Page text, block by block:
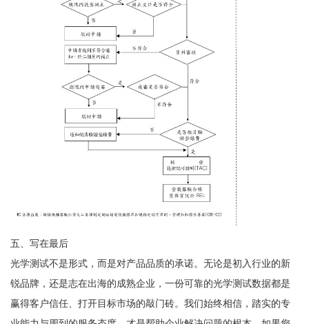
五、写在最后
光学测试不是形式，而是对产品品质的承诺。无论是初入行业的新
锐品牌，还是志在出海的成熟企业，一份可靠的光学测试数据都是
赢得客户信任、打开目标市场的敲门砖。我们始终相信，踏实的专